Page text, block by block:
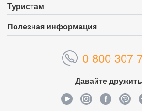
Туристам
Полезная информация
0 800 307
Давайте дружить